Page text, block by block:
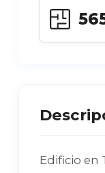
Edificio en